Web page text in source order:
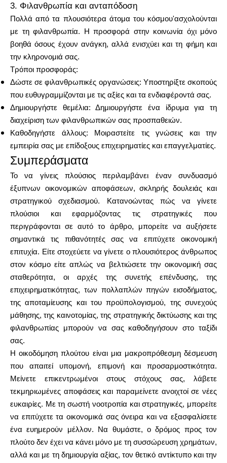
3. Φιλανθρωπία και ανταπόδοση
Πολλά από τα πλουσιότερα άτομα του κόσμου'ασχολούνται
με τη φιλανθρωπία. Η προσφορά στην κοινωνία όχι μόνο
βοηθά όσους έχουν ανάγκη, αλλά ενισχύει και τη φήμη και
την κληρονομιά σας.
Τρόποι προσφοράς:
Δώστε σε φιλανθρωπικές οργανώσεις: Υποστηρίξτε σκοπούς
που ευθυγραμμίζονται με τις αξίες και τα ενδιαφέροντά σας.
Δημιουργήστε θεμέλια: Δημιουργήστε ένα ίδρυμα για τη
διαχείριση των φιλανθρωπικών σας προσπαθειών.
Καθοδηγήστε άλλους: Μοιραστείτε τις γνώσεις και την
εμπειρία σας με επίδοξους επιχειρηματίες και επαγγελματίες.
Συμπεράσματα
Το να γίνεις πλούσιος περιλαμβάνει έναν συνδυασμό
έξυπνων οικονομικών αποφάσεων, σκληρής δουλειάς και
στρατηγικού σχεδιασμού. Κατανοώντας πώς να γίνετε
πλούσιοι και εφαρμόζοντας τις στρατηγικές που
περιγράφονται σε αυτό το άρθρο, μπορείτε να αυξήσετε
σημαντικά τις πιθανότητές σας να επιτύχετε οικονομική
επιτυχία. Είτε στοχεύετε να γίνετε ο πλουσιότερος άνθρωπος
στον κόσμο είτε απλώς να βελτιώσετε την οικονομική σας
σταθερότητα, οι αρχές της συνετής επένδυσης, της
επιχειρηματικότητας, των πολλαπλών πηγών εισοδήματος,
της αποταμίευσης και του προϋπολογισμού, της συνεχούς
μάθησης, της καινοτομίας, της στρατηγικής δικτύωσης και της
φιλανθρωπίας μπορούν να σας καθοδηγήσουν στο ταξίδι
σας.
Η οικοδόμηση πλούτου είναι μια μακροπρόθεσμη δέσμευση
που απαιτεί υπομονή, επιμονή και προσαρμοστικότητα.
Μείνετε επικεντρωμένοι στους στόχους σας, λάβετε
τεκμηριωμένες αποφάσεις και παραμείνετε ανοιχτοί σε νέες
ευκαιρίες. Με τη σωστή νοοτροπία και στρατηγικές, μπορείτε
να επιτύχετε τα οικονομικά σας όνειρα και να εξασφαλίσετε
ένα ευημερούν μέλλον. Να θυμάστε, ο δρόμος προς τον
πλούτο δεν έχει να κάνει μόνο με τη συσσώρευση χρημάτων,
αλλά και με τη δημιουργία αξίας, τον θετικό αντίκτυπο και την